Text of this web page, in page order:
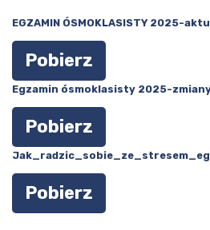
EGZAMIN ÓSMOKLASISTY 2025-
Pobierz
Egzamin ósmoklasisty 2025-
Pobierz
Pobierz